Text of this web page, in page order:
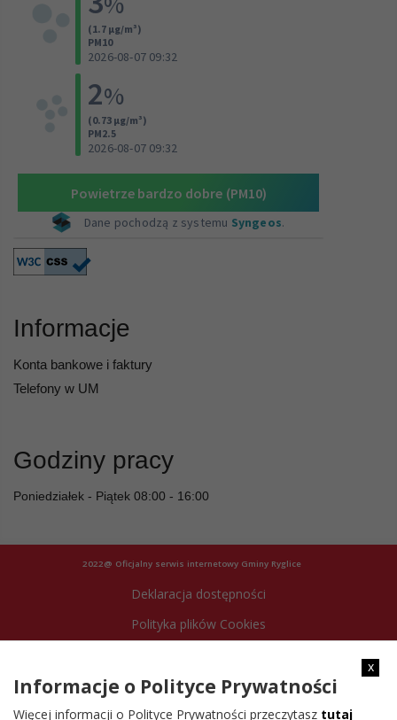
Informacje
Konta bankowe i faktury
Telefony w UM
Godziny pracy
Poniedziałek - Piątek 08:00 - 16:00
2022@ Oficjalny serwis internetowy Gminy Ryglice
Deklaracja dostępności
Polityka plików Cookies
x
Informacje o Polityce Prywatności
Więcej informacji o Polityce Prywatności przeczytasz tutaj